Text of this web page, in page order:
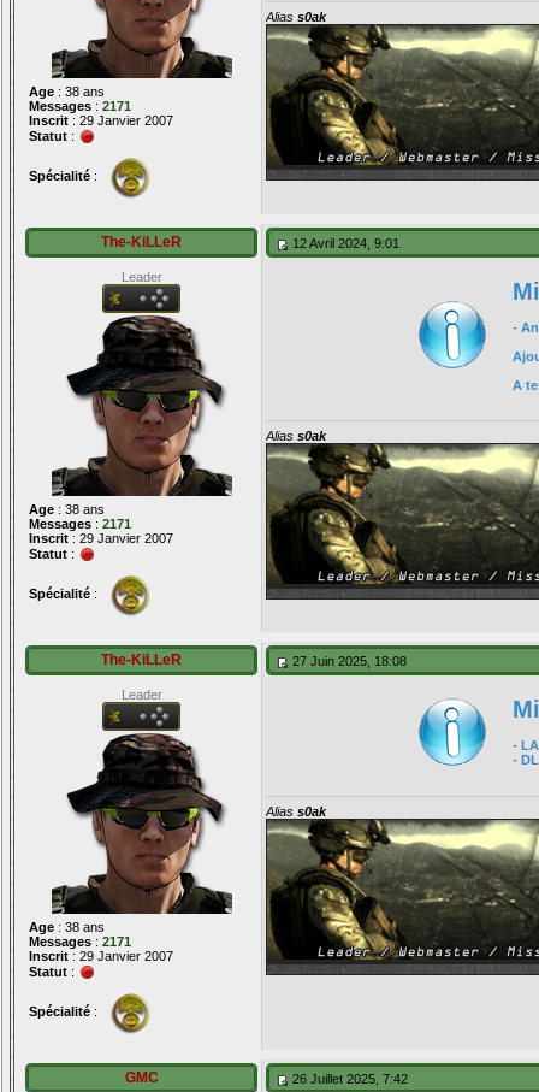
Age : 38 ans
Messages : 2171
Inscrit : 29 Janvier 2007
Statut :
Spécialité :
Alias s0ak
The-KiLLeR
Leader
Age : 38 ans
Messages : 2171
Inscrit : 29 Janvier 2007
Statut :
Spécialité :
12 Avril 2024, 9:01
-
A
Alias s0ak
The-KiLLeR
Leader
Age : 38 ans
Messages : 2171
Inscrit : 29 Janvier 2007
Statut :
Spécialité :
27 Juin 2025, 18:08
-
-
Alias s0ak
GMC 26 Juillet 2025, 7:42